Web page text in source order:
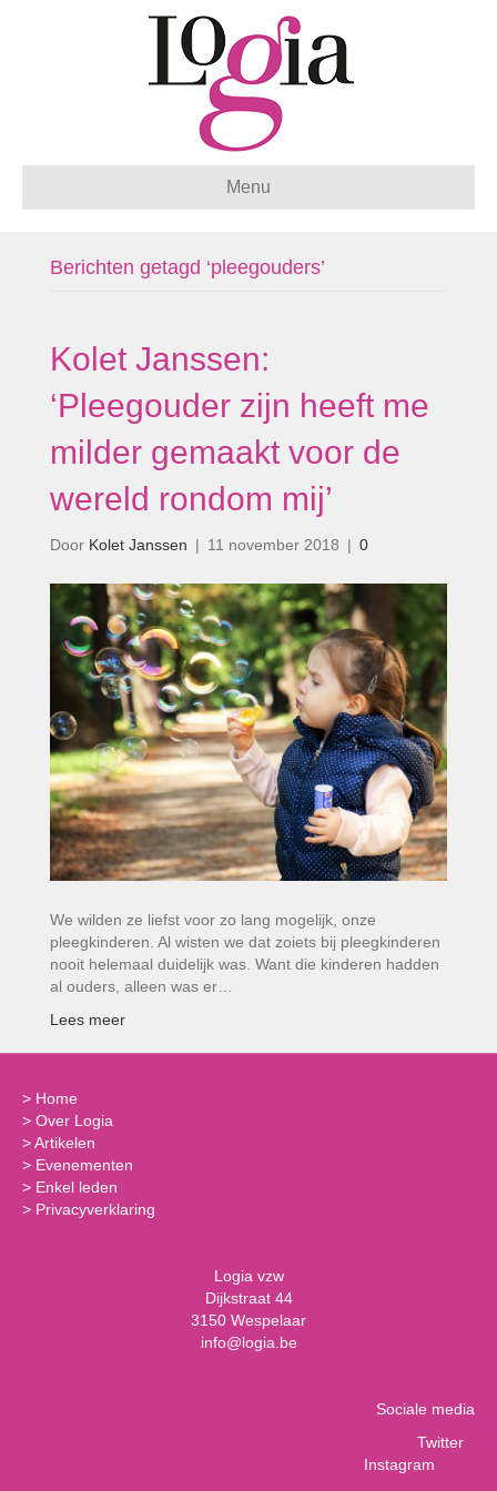
Menu
Berichten getagd ‘pleegouders’
Kolet Janssen:
‘Pleegouder zijn heeft me
milder gemaakt voor de
wereld rondom mij’
Door Kolet Janssen | 11 november 2018 | 0
We wilden ze liefst voor zo lang mogelijk, onze
pleegkinderen. Al wisten we dat zoiets bij pleegkinderen
nooit helemaal duidelijk was. Want die kinderen hadden
al ouders, alleen was er…
Lees meer
> Home
> Over Logia
>Artikelen
> Evenementen
> Enkel leden
> Privacyverklaring
Logia vzw
Dijkstraat 44
3150 Wespelaar
info@logia.be
Sociale media
Twitter
Instagram